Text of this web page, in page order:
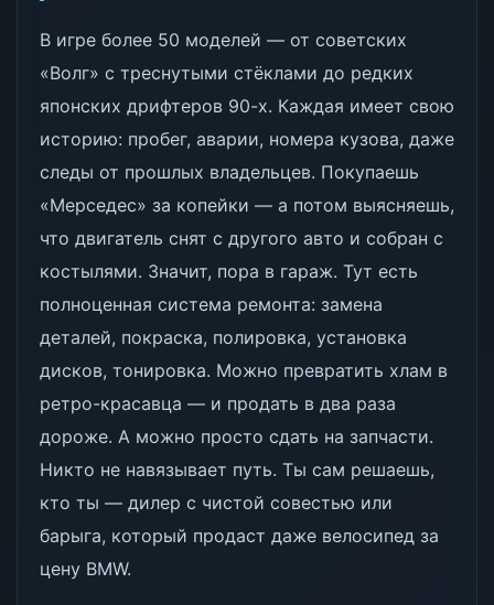
В игре более 50 моделей — от советских
«Волг» с треснутыми стёклами до редких
японских дрифтеров 90-х. Каждая имеет свою
историю: пробег, аварии, номера кузова, даже
следы от прошлых владельцев. Покупаешь
«Мерседес» за копейки — а потом выясняешь,
что двигатель снят с другого авто и собран с
костылями. Значит, пора в гараж. Тут есть
полноценная система ремонта: замена
деталей, покраска, полировка, установка
дисков, тонировка. Можно превратить хлам в
ретро-красавца — и продать в два раза
дороже. А можно просто сдать на запчасти.
Никто не навязывает путь. Ты сам решаешь,
кто ты — дилер с чистой совестью или
барыга, который продаст даже велосипед за
цену BMW.